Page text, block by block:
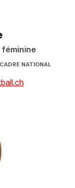
NATIONAL